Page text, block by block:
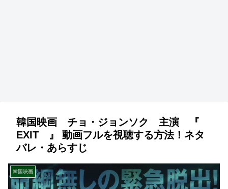
韓国映画 チョ・ジョンソク 主演 『
EXIT 』 動画フルを視聴する方法！ネタ
バレ・あらすじ
韓国映画